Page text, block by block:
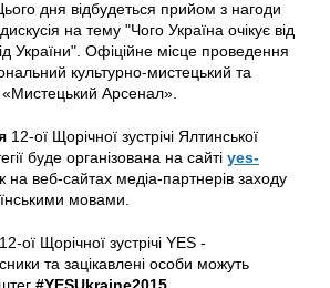
дня відбудеться прийом з нагоди
на тему "Чого Україна очікує від
України". Офіційне місце проведення
культурно-мистецький та
Арсенал».
12-ої Щорічної зустрічі Ялтинської
буде організована на сайті yes-
на веб-сайтах медіа-партнерів заходу
мовами.
ої Щорічної зустрічі YES -
та зацікавлені особи можуть
#YESUkraine2015